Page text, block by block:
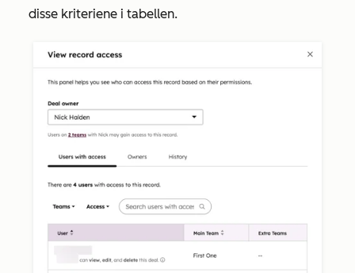
disse kriteriene i tabellen.